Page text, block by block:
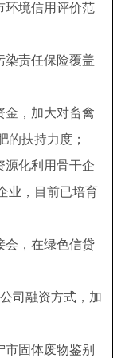
环境信用评价范
染责任保险覆盖
金，加大对畜禽
的扶持力度；
源化利用骨干企
业，目前已培育
会，在绿色信贷
司融资方式，加
固体废物鉴别